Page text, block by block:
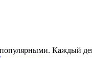
популярными. Каждый